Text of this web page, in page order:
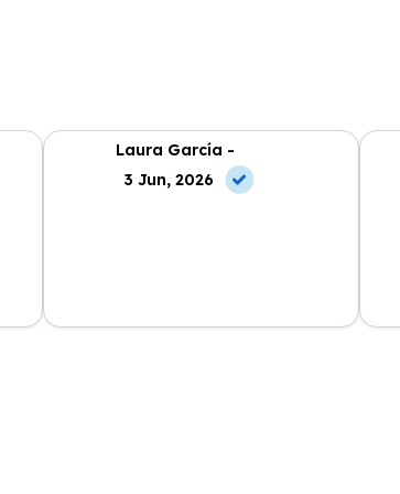
Laura García -
3 Jun, 2026